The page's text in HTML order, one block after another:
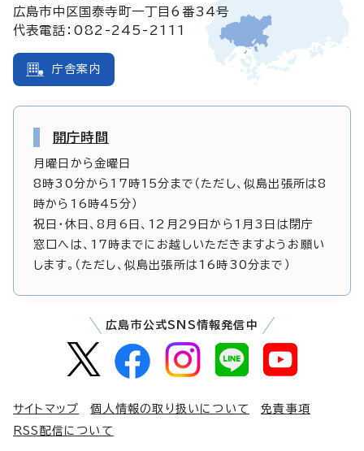
広島市中区国泰寺町一丁目6番34号
代表電話：082-245-2111
庁舎案内
開庁時間
月曜日から金曜日
8時30分から17時15分まで（ただし、似島出張所は8
時から16時45分）
祝日・休日、8月6日、12月29日から1月3日は閉庁
窓口へは、17時までにお越しいただきますようお願い
します。（ただし、似島出張所は16時30分まで）
広島市公式SNS情報発信中
サイトマップ 個人情報の取り扱いについて
免責事項
RSS配信について